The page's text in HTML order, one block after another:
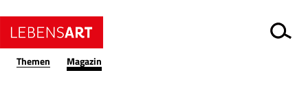
Themen Magazin